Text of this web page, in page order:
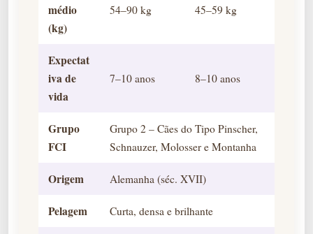
médio
(kg)
54–90 kg 45–59 kg
Expectat
iva de
vida
7–10 anos 8–10 anos
Grupo
FCI
Grupo 2 – Cães do Tipo Pinscher,
Schnauzer, Molosser e Montanha
Origem Alemanha (séc. XVII)
Pelagem Curta, densa e brilhante